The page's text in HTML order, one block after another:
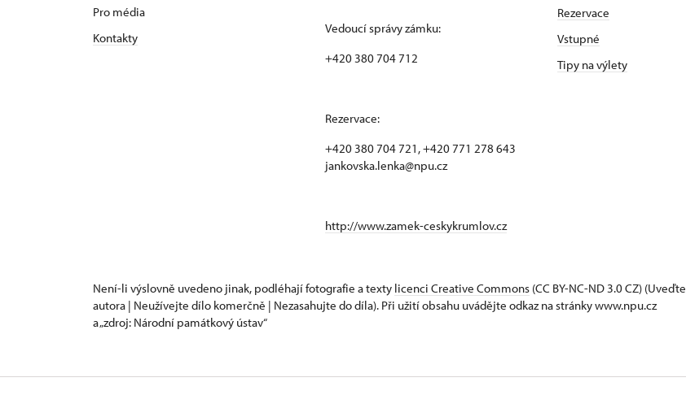
Pro média
Kontakty
Vedoucí správy zámku:
+420 380 704 712
Rezervace:
+420 380 704 721, +420 771 278 643
jankovska.lenka@npu.cz
http://www.zamek-ceskykrumlov.cz
Rezervace
Vstupné
Tipy na výlety
Není-li výslovně uvedeno jinak, podléhají fotografie a texty licenci Creative Commons (CC BY-NC-ND 3.0 CZ) (Uveďte
autora | Neužívejte dílo komerčně | Nezasahujte do díla). Při užití obsahu uvádějte odkaz na stránky www.npu.cz
a „zdroj: Národní památkový ústav“